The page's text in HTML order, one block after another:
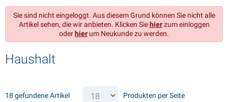
Beleuchtung Aspöck
Beleuchtung Radex
& 24V Zubehör
Ganz- & Halbgaragen
zubehör
zubehör
und Zubehör
Norsk
Sie sind nicht eingeloggt. Aus diesem Grund können Sie nicht alle
Artikel sehen, die wir anbieten. Klicken Siehierzum einloggen
oderhier um Neukunde zu werden.
Haushalt
18 gefundene Artikel Produkten per Seite